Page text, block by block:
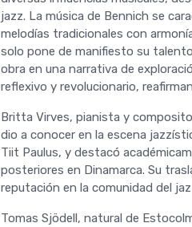
jazz. La música de Bennich se
melodías tradicionales con
solo pone de manifiesto su
obra en una narrativa de
reflexivo y revolucionario,
Britta Virves, pianista y
dio a conocer en la escena
Tiit Paulus, y destacó
posteriores en Dinamarca. Su
reputación en la comunidad del
Tomas Sjödell, natural de